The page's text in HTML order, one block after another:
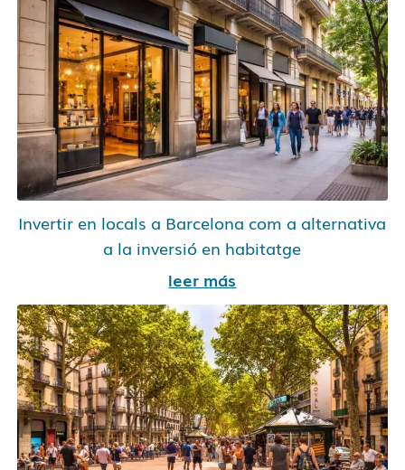
Invertir en locals a Barcelona com a alternativa
a la inversió en habitatge
leer más